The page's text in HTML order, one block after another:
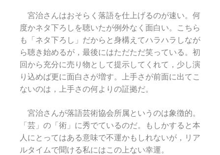
宮治さんはおそらく落語を仕上げるのが速い。何
度かネタ下ろしを聴いたが例外なく面白い。こちら
も「ネタ下ろし」だからと身構えてハラハラしなが
ら聴き始めるが，最後にはただただ笑っている。初
回から充分に売り物として提示してくれて，少し演
り込めば更に面白さが増す。上手さが前面に出てこ
ないのは，上手さの何よりの証拠だ。
宮治さんが落語芸術協会所属というのは象徴的。
「芸」の「術」に秀でているのだ。もしかすると本
人にとってはある意味で不運かもしれないが，リア
ルタイムで聞ける私にはこの上ない幸運。